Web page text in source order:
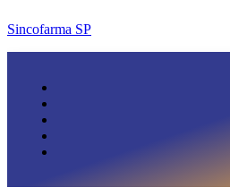
Sincofarma SP